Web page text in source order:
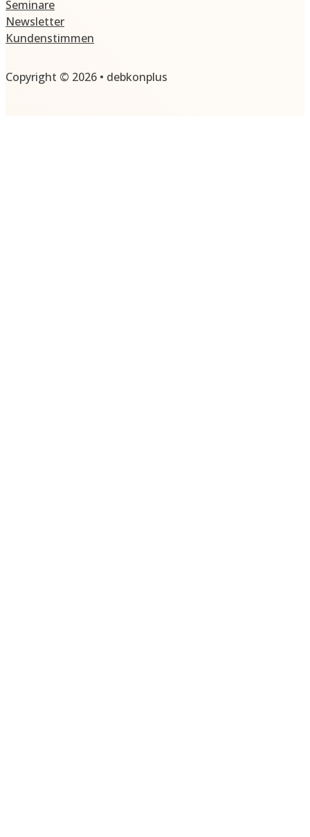
Seminare
Newsletter
Kundenstimmen
Copyright © 2026 • debkonplus